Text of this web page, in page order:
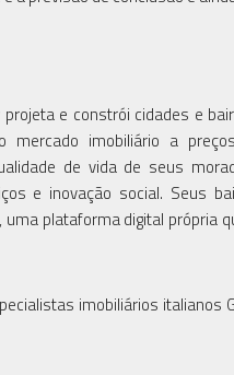
e constrói cidades e
mercado imobiliário a
de vida de seus
e inovação social. Seus
uma plataforma digital
imobiliários italianos